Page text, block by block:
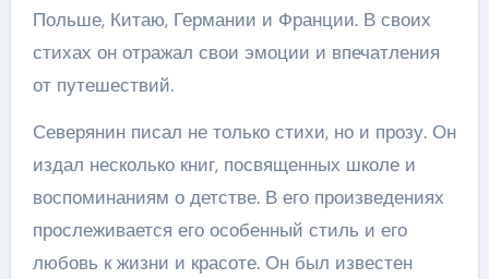
Польше, Китаю, Германии и Франции. В своих
стихах он отражал свои эмоции и впечатления
от путешествий.
Северянин писал не только стихи, но и прозу. Он
издал несколько книг, посвященных школе и
воспоминаниям о детстве. В его произведениях
прослеживается его особенный стиль и его
любовь к жизни и красоте. Он был известен